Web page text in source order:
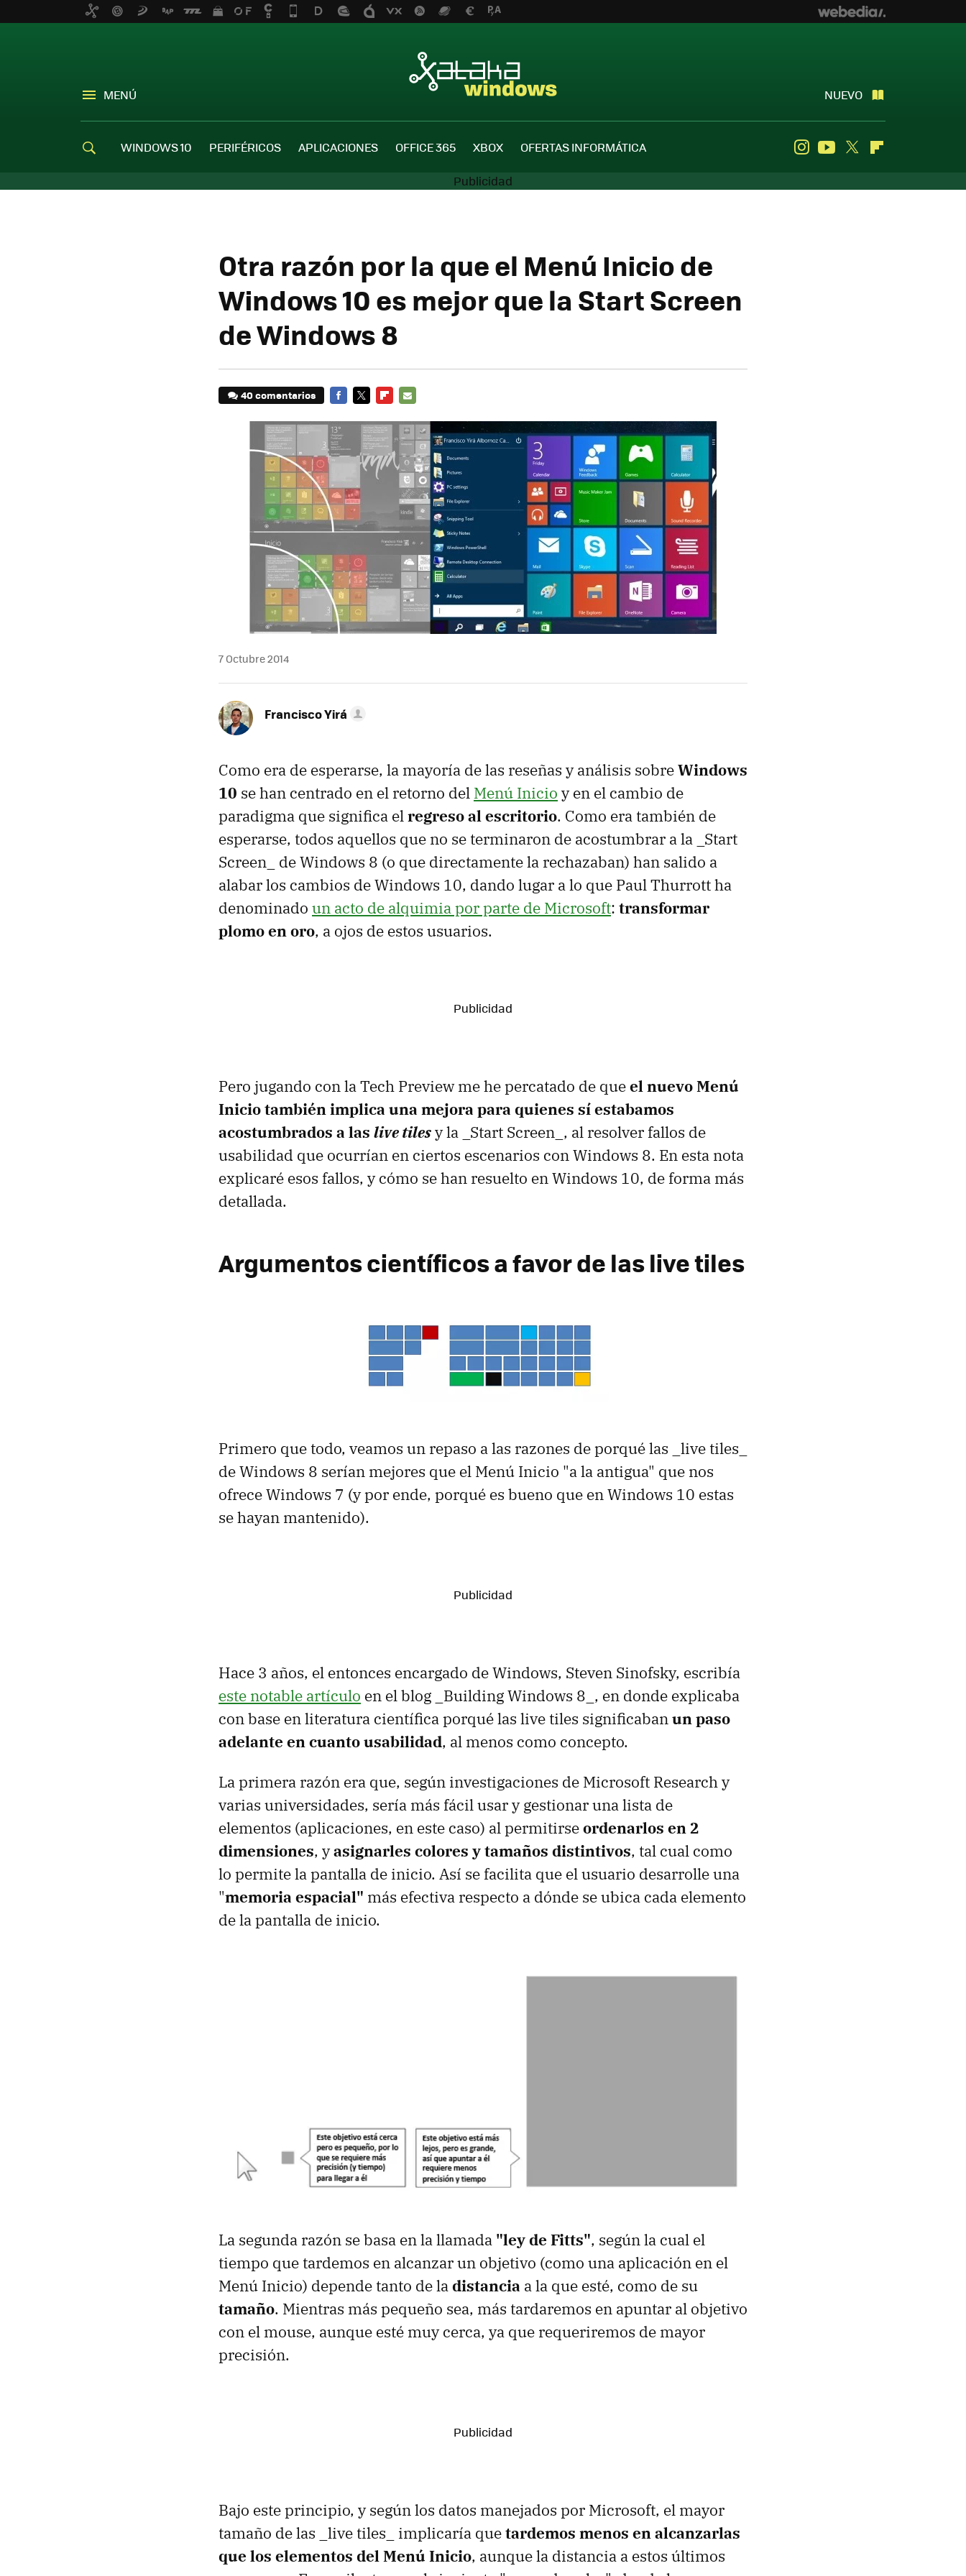
MENÚ NUEVO
WINDOWS 10 PERIFÉRICOS APLICACIONES OFFICE 365 XBOX OFERTAS INFORMÁTICA InstagramYoutube
Twitter
Otra razón por la que el Menú Inicio de
Windows 10 es mejor que la Start Screen
de Windows 8
40 comentarios
MAIL
7 Octubre 2014
Francisco Yirá
Como era de esperarse, la mayoría de las reseñas y análisis sobreWindows
10 se han centrado en el retorno del Menú Inicio y en el cambio de
paradigma que significa elregreso al escritorio. Como era también de
esperarse, todos aquellos que no se terminaron de acostumbrar a la _Start
Screen_ de Windows 8 (o que directamente la rechazaban) han salido a
alabar los cambios de Windows 10, dando lugar a lo que Paul Thurrott ha
denominado un acto de alquimia por parte de Microsoft: transformar
plomo en oro, a ojos de estos usuarios.
Pero jugando con la Tech Preview me he percatado de queel nuevo Menú
Inicio también implica una mejora para quienes sí estabamos
acostumbrados a las live tilesy la _Start Screen_, al resolver fallos de
usabilidad que ocurrían en ciertos escenarios con Windows 8. En esta nota
explicaré esos fallos, y cómo se han resuelto en Windows 10, de forma más
detallada.
Argumentos científicos a favor de las live tiles
Primero que todo, veamos un repaso a las razones de porqué las _live tiles_
de Windows 8 serían mejores que el Menú Inicio "a la antigua" que nos
ofrece Windows 7 (y por ende, porqué es bueno que en Windows 10 estas
se hayan mantenido).
Hace 3 años, el entonces encargado de Windows, Steven Sinofsky, escribía
este notable artículo en el blog _Building Windows 8_, en donde explicaba
con base en literatura científica porqué las live tiles significabanun paso
adelante en cuanto usabilidad, al menos como concepto.
La primera razón era que, según investigaciones de Microsoft Research y
varias universidades, sería más fácil usar y gestionar una lista de
elementos (aplicaciones, en este caso) al permitirseordenarlos en 2
dimensiones, yasignarles colores y tamaños distintivos, tal cual como
lo permite la pantalla de inicio. Así se facilita que el usuario desarrolle una
"memoria espacial" más efectiva respecto a dónde se ubica cada elemento
de la pantalla de inicio.
La segunda razón se basa en la llamada "ley de Fitts", según la cual el
tiempo que tardemos en alcanzar un objetivo (como una aplicación en el
Menú Inicio) depende tanto de ladistancia a la que esté, como de su
tamaño. Mientras más pequeño sea, más tardaremos en apuntar al objetivo
con el mouse, aunque esté muy cerca, ya que requeriremos de mayor
precisión.
Bajo este principio, y según los datos manejados por Microsoft, el mayor
tamaño de las _live tiles_ implicaría quetardemos menos en alcanzarlas
que los elementos del Menú Inicio, aunque la distancia a estos últimos